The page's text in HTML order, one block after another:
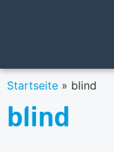
Startseite » blind
blind